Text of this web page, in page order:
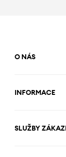
O NÁS
INFORMACE
SLUŽBY